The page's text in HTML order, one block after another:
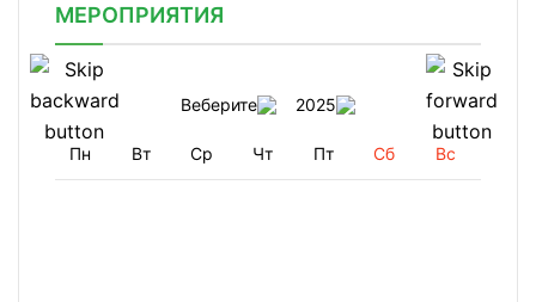
МЕРОПРИЯТИЯ
Веберите 2025
Пн Вт Ср Чт Пт Сб Вс